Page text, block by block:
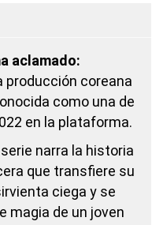
aclamado:
producción coreana
como una de
en la plataforma.
narra la historia
que transfiere su
ciega y se
magia de un joven